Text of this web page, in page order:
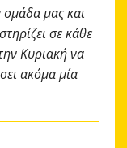
μας και
σε κάθε
Κυριακή να
ακόμα μία